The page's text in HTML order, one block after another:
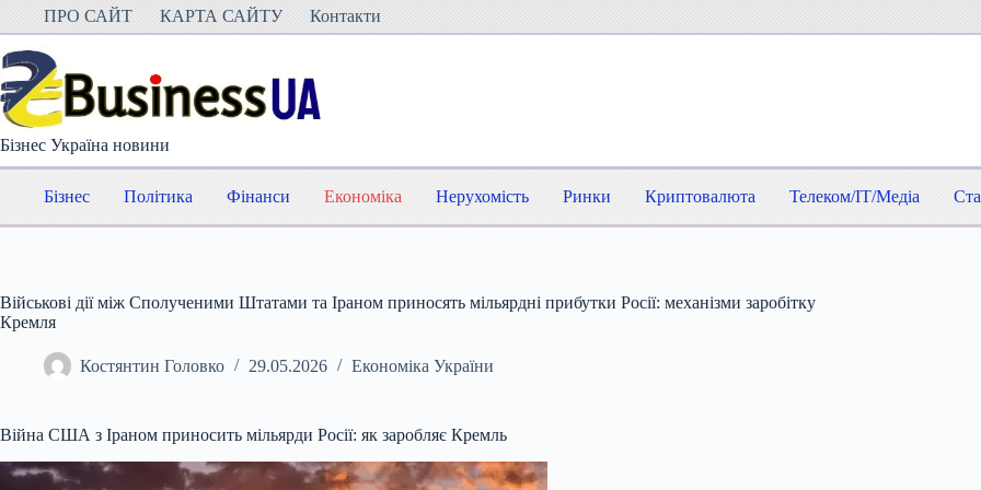
Перейти
вмісту
ПРО САЙТ КАРТА САЙТУ Контакти
Бізнес Україна новини
Бізнес Політика Фінанси Економіка Нерухомість Ринки Криптовалюта Телеком/IT/Медіа
Військові дії між Сполученими Штатами та Іраном приносять мільярдні прибутки Росії: механізми заробітку
Кремля
Костянтин Головко 29.05.2026 Економіка України
Війна США з Іраном приносить мільярди Росії: як заробляє Кремль